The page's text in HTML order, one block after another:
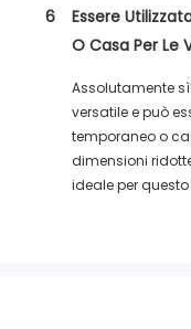
6
Essere
O Casa Per Le
Assolutamente
versatile e può
temporaneo o
dimensioni
ideale per